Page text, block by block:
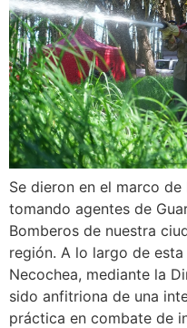
Se dieron en el marco
tomando agentes de
Bomberos de nuestra
región. A lo largo de
Necochea, mediante la
sido anfitriona de una
práctica en combate de